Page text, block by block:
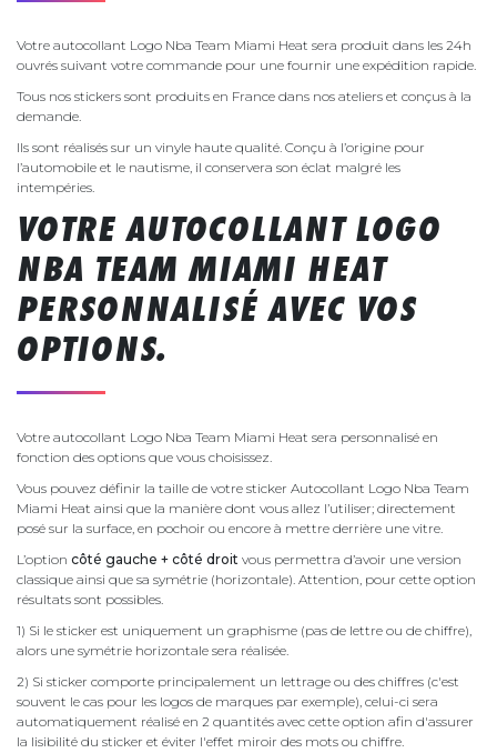
Votre autocollant Logo Nba Team Miami Heat sera produit dans les 24h
ouvrés suivant votre commande pour une fournir une expédition rapide.
Tous nos stickers sont produits en France dans nos ateliers et conçus à la
demande.
Ils sont réalisés sur un vinyle haute qualité. Conçu à l’origine pour
l’automobile et le nautisme, il conservera son éclat malgré les
intempéries.
VOTRE AUTOCOLLANT LOGO
NBA TEAM MIAMI HEAT
PERSONNALISÉ AVEC VOS
OPTIONS.
Votre autocollant Logo Nba Team Miami Heat sera personnalisé en
fonction des options que vous choisissez.
Vous pouvez définir la taille de votre sticker Autocollant Logo Nba Team
Miami Heat ainsi que la manière dont vous allez l’utiliser; directement
posé sur la surface, en pochoir ou encore à mettre derrière une vitre.
L’option côté gauche + côté droit vous permettra d’avoir une version
classique ainsi que sa symétrie (horizontale). Attention, pour cette option
résultats sont possibles.
1) Si le sticker est uniquement un graphisme (pas de lettre ou de chiffre),
alors une symétrie horizontale sera réalisée.
2) Si sticker comporte principalement un lettrage ou des chiffres (c'est
souvent le cas pour les logos de marques par exemple), celui-ci sera
automatiquement réalisé en 2 quantités avec cette option afin d'assurer
la lisibilité du sticker et éviter l'effet miroir des mots ou chiffre.